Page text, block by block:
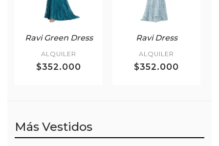
Ravi Green Dress
ALQUILER
$352.000
Ravi Dress
ALQUILER
$352.000
Más Vestidos